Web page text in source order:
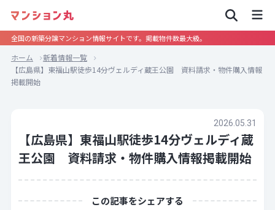
全国の新築分譲マンション情報サイトです。掲載物件数最大級。
ホーム
新着情報一覧
【広島県】東福山駅徒歩14分ヴェルディ蔵王公園 資料請求・物件購入情報
掲載開始
2026.05.31
【広島県】東福山駅徒歩14分ヴェルディ蔵
王公園 資料請求・物件購入情報掲載開始
この記事をシェアする